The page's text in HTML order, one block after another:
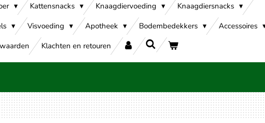
Kattensnacks Knaagdiervoeding
Knaagdiersnacks
Visvoeding Apotheek Bodembedekkers
Accessoires
Klachten en retouren